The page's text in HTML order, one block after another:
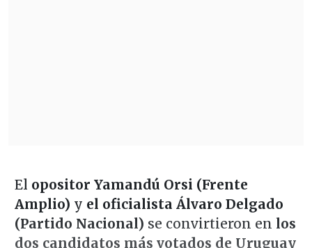
El opositor Yamandú Orsi (Frente
Amplio) y el oficialista Álvaro Delgado
(Partido Nacional) se convirtieron en los
dos candidatos más votados de Uruguay